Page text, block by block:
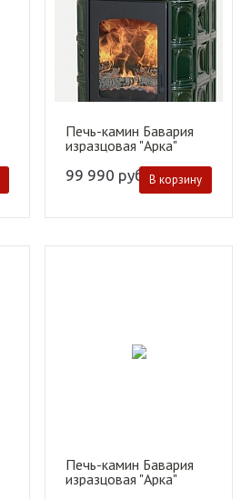
Печь-камин Бавария
изразцовая "Арка"
99 990 руб. В корзину
Печь-камин Бавария
изразцовая "Арка"